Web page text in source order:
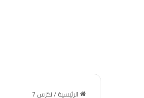
الرئيسية/نكزس 7